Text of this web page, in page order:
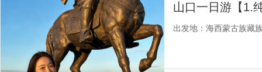
山口一日游【1.
明】
出发地：海西蒙古族藏